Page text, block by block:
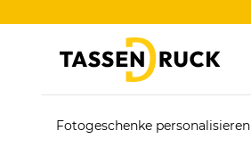
Fotogeschenke personalisieren